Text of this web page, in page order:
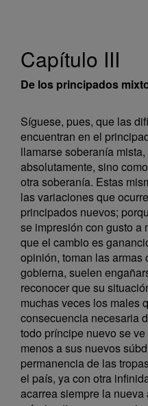
Capítulo III
De los principados
Síguese, pues, que las
encuentran en el
llamarse soberanía
absolutamente, sino
otra soberanía. Estas
las variaciones que
principados nuevos;
se impresión con gusto a
que el cambio es
opinión, toman las armas
gobierna, suelen
reconocer que su
muchas veces los males
consecuencia necesaria
todo príncipe nuevo se
menos a sus nuevos
permanencia de las
el país, ya con otra
acarrea siempre la